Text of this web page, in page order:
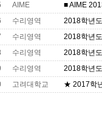
AIME
■ AIME
수리영역
2018학년
수리영역
2018학년
수리영역
2018학년
수리영역
2018학년
고려대학교 ★ 2017학